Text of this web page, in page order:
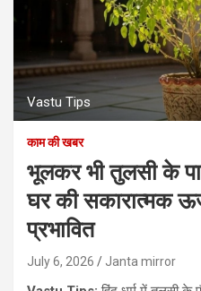
Vastu Tips
काम की खबर
भूलकर भी तुलसी के
घर की सकारात्मक
प्रभावित
July 6, 2026 Janta mirror